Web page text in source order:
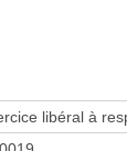
libéral à